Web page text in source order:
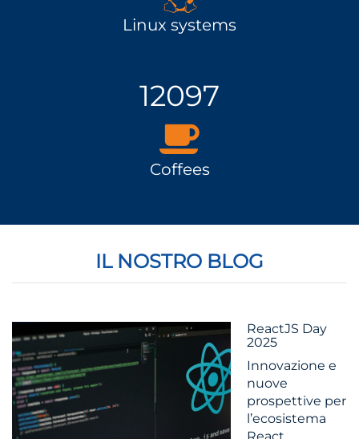
Linux systems
12097
Coffees
IL NOSTRO BLOG
ReactJS Day
2025
Innovazione e
nuove
prospettive per
l’ecosistema